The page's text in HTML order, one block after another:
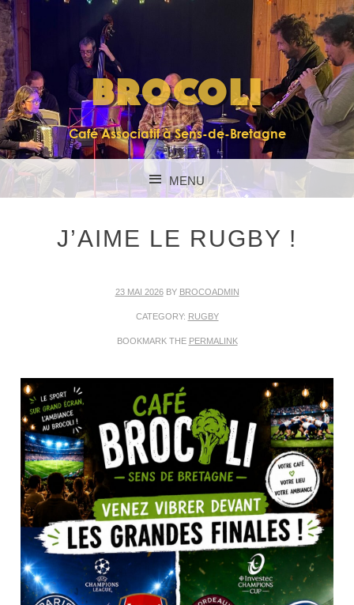
BROCOLI
Café Associatif à Sens-de-Bretagne
MENU
J’AIME LE RUGBY !
23 MAI 2026BY BROCOADMIN
CATEGORY: RUGBY
BOOKMARK THE PERMALINK